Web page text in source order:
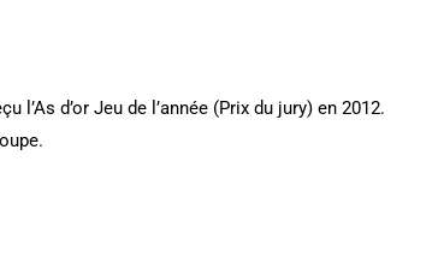
d’or Jeu de l’année (Prix du jury) en 2012.